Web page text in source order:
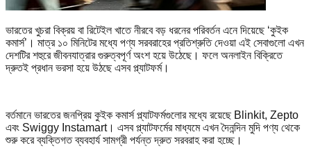
ভারতের খুচরা বিক্রয় বা রিটেইল খাতে নীরবে বড় ধরনের পরিবর্তন এনে দিয়েছে ‘কুইক
কমার্স’। মাত্র ১০ মিনিটের মধ্যে পণ্য সরবরাহের প্রতিশ্রুতি দেওয়া এই সেবাগুলো এখন
দেশটির শহুরে জীবনযাত্রার গুরুত্বপূর্ণ অংশ হয়ে উঠেছে। ফলে অনলাইন বিক্রিতে
দ্রুতই প্রধান ভরসা হয়ে উঠছে এসব প্ল্যাটফর্ম।
বর্তমানে ভারতের জনপ্রিয় কুইক কমার্স প্ল্যাটফর্মগুলোর মধ্যে রয়েছে Blinkit, Zepto
এবং Swiggy Instamart। এসব প্ল্যাটফর্মের মাধ্যমে এখন দৈনন্দিন মুদি পণ্য থেকে
শুরু করে ব্যক্তিগত ব্যবহার্য সামগ্রী পর্যন্ত দ্রুত সরবরাহ করা হচ্ছে।